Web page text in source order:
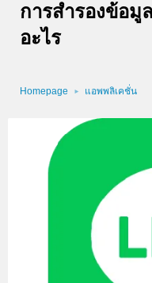
การสำรองข้อมู
อะไร
Homepage แอพพลิเคชั่น